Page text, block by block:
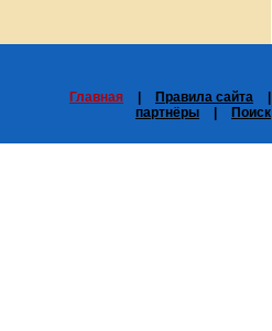
Главная Правила сайта
партнёры
Поиск